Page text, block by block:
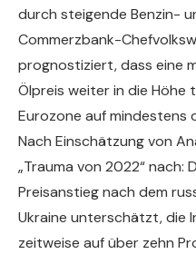
durch steigende Benzin-
Commerzbank-
prognostiziert, dass eine
Ölpreis weiter in die Höhe
Eurozone auf mindestens
Nach Einschätzung von
„Trauma von 2022“ nach:
Preisanstieg nach dem
Ukraine unterschätzt, die
zeitweise auf über zehn